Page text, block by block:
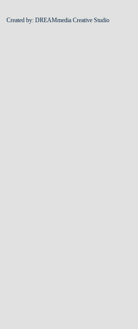
Created by: DREAMmedia Creative Studio